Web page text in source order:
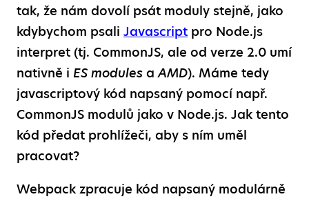
tak, že nám dovolí psát moduly stejně, jako
kdybychom psali Javascript pro Node.js
interpret (tj. CommonJS, ale od verze 2.0 umí
nativně i ES modules aAMD). Máme tedy
javascriptový kód napsaný pomocí např.
CommonJS modulů jako v Node.js. Jak tento
kód předat prohlížeči, aby s ním uměl
pracovat?
Webpack zpracuje kód napsaný modulárně